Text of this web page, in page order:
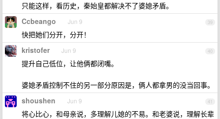
只能这样，看历史，秦始皇都解决不了婆媳矛盾。
39
Ccbeango Jun 9
快把她们分开，分开！
40
kristofer Jun 9
提升自己低位，让他俩都闭嘴。
婆媳矛盾控制不住的另一部分原因是，俩人都拿男的没当回事。
41
shoushen Jun 9
将心比心，和母亲说，多理解儿媳的不易。和老婆说，理解长辈